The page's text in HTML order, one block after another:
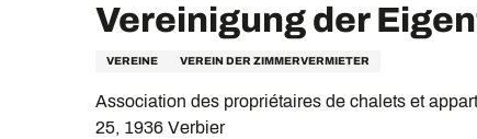
Vereinigung der
VEREINE VEREIN DER ZIMMERVERMIETER
Association des propriétaires de chalets et
25, 1936 Verbier